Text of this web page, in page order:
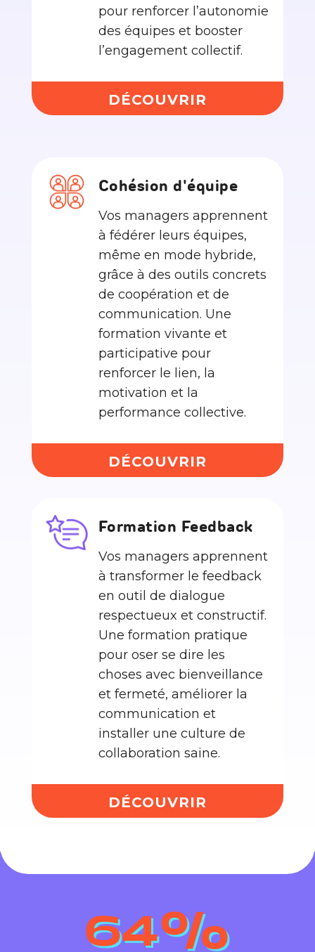
pour renforcer l’autonomie
des équipes et booster
l’engagement collectif.
DÉCOUVRIR
Cohésion d'équipe
Vos managers apprennent
à fédérer leurs équipes,
même en mode hybride,
grâce à des outils concrets
de coopération et de
communication. Une
formation vivante et
participative pour
renforcer le lien, la
motivation et la
performance collective.
DÉCOUVRIR
Formation Feedback
Vos managers apprennent
à transformer le feedback
en outil de dialogue
respectueux et constructif.
Une formation pratique
pour oser se dire les
choses avec bienveillance
et fermeté, améliorer la
communication et
installer une culture de
collaboration saine.
DÉCOUVRIR
64%